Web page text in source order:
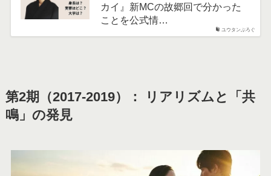
ユウタンぶろぐ
カイ』新MCの故郷回で分かった
ことを公式情…
第2期（2017-2019）： リアリズムと「共
鳴」の発見